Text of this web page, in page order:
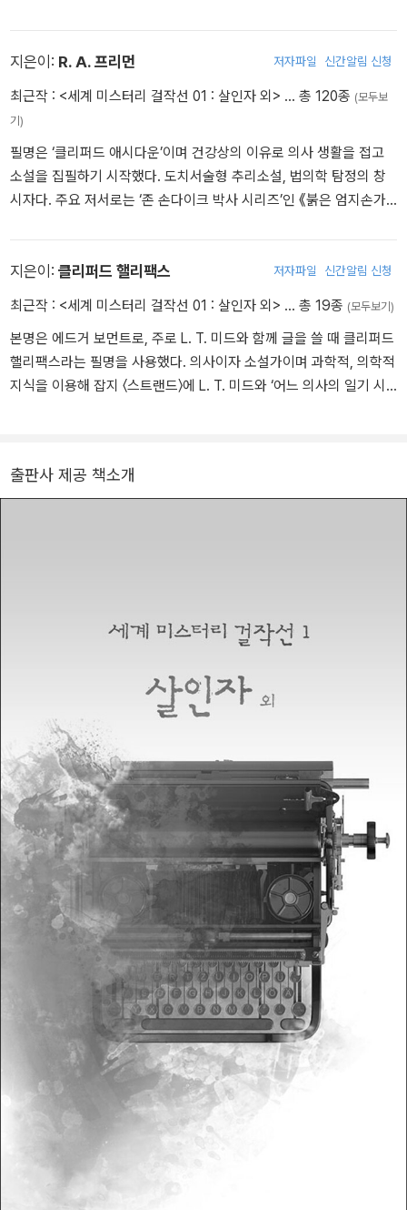
지은이: R. A. 프리먼 저자파일 신간알림 신청
최근작 : <세계 미스터리 걸작선 01 : 살인자 외> … 총 120종 (모두보
기)
필명은 ‘클리퍼드 애시다운’이며 건강상의 이유로 의사 생활을 접고
소설을 집필하기 시작했다. 도치서술형 추리소설, 법의학 탐정의 창
시자다. 주요 저서로는 ‘존 손다이크 박사 시리즈’인 《붉은 엄지손가
지은이: 클리퍼드 핼리팩스 저자파일 신간알림 신청
최근작 : <세계 미스터리 걸작선 01 : 살인자 외> … 총 19종 (모두보기)
본명은 에드거 보먼트로, 주로 L. T. 미드와 함께 글을 쓸 때 클리퍼드
핼리팩스라는 필명을 사용했다. 의사이자 소설가이며 과학적, 의학적
지식을 이용해 잡지 〈스트랜드〉에 L. T. 미드와 ‘어느 의사의 일기 시
출판사 제공 책소개